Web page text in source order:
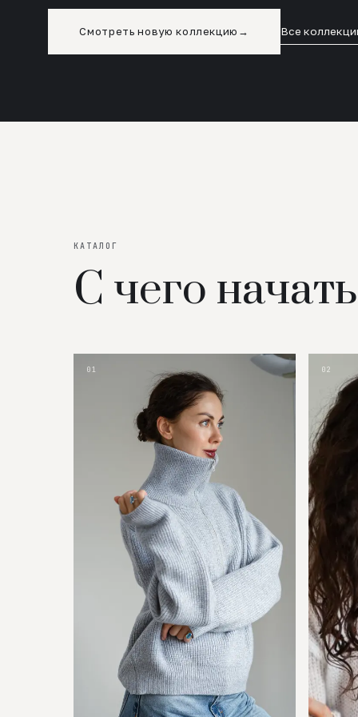
Смотреть новую коллекцию → Все
КАТАЛОГ
С чего начать
01 02